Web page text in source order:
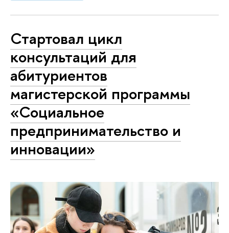
Стартовал цикл
консультаций для
абитуриентов
магистерской программы
«Социальное
предпринимательство и
инновации»